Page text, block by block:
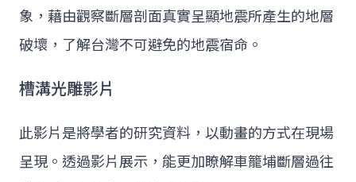
象，藉由觀察斷層剖面真實呈顯地震所產生的地層
破壞，了解台灣不可避免的地震宿命。
槽溝光雕影片
此影片是將學者的研究資料，以動畫的方式在現場
呈現。透過影片展示，能更加瞭解車籠埔斷層過往